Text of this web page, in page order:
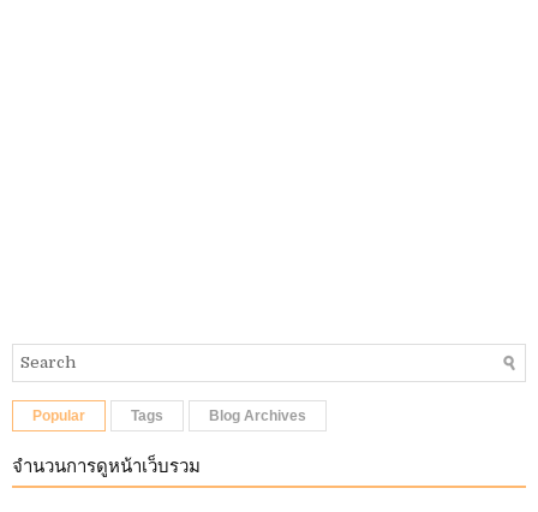
Popular Tags Blog Archives
จำนวนการดูหน้าเว็บรวม